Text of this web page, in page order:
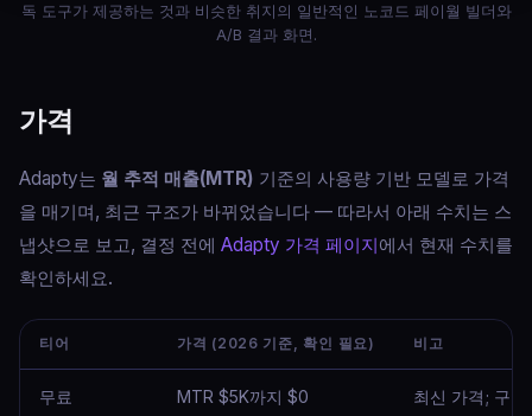
독 도구가 제공하는 것과 비슷한 취지의 일반적인 노코드 페이월 빌더와
A/B 결과 화면.
가격
Adapty는 월 추적 매출(MTR) 기준의 사용량 기반 모델로 가격
을 매기며, 최근 구조가 바뀌었습니다 — 따라서 아래 수치는 스
냅샷으로 보고, 결정 전에 Adapty 가격 페이지에서 현재 수치를
확인하세요.
티어 가격 (2026 기준, 확인 필요) 비고
무료 MTR $5K까지 $0 최신 가격; 구